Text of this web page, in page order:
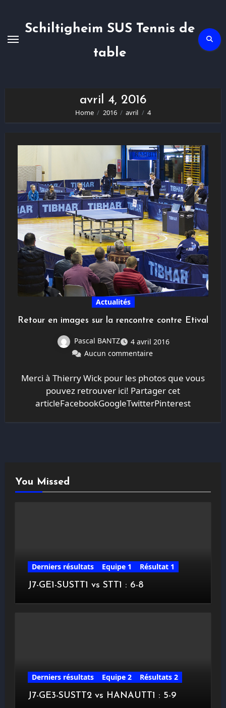
Schiltigheim SUS Tennis de
table
avril 4, 2016
Home 2016 avril 4
Actualités
Retour en images sur la rencontre contre Etival
Pascal BANTZ
4 avril 2016
Aucun commentaire
Merci à Thierry Wick pour les photos que vous
pouvez retrouver ici! Partager cet
articleFacebookGoogleTwitterPinterest
You Missed
Derniers résultats Equipe 1
Résultat 1
J7-GE1-SUSTT1 vs STT1 : 6-8
Derniers résultats Equipe 2
Résultats 2
J7-GE3-SUSTT2 vs HANAUTT1 : 5-9